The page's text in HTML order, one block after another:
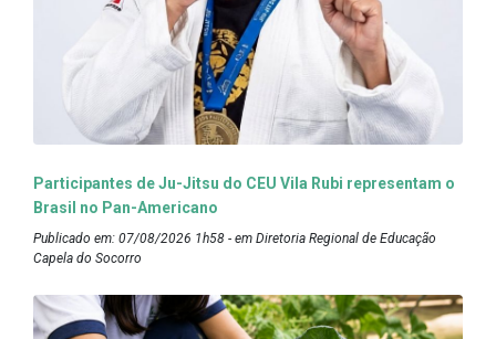
Participantes de Ju-Jitsu do CEU Vila Rubi representam o
Brasil no Pan-Americano
Publicado em: 07/08/2026 1h58 - em Diretoria Regional de Educação
Capela do Socorro